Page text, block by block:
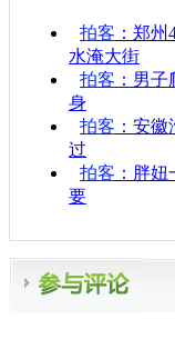
拍客 ：郑
水淹大街
拍客 ：男
身
拍客 ：安
过
拍客 ：胖
要